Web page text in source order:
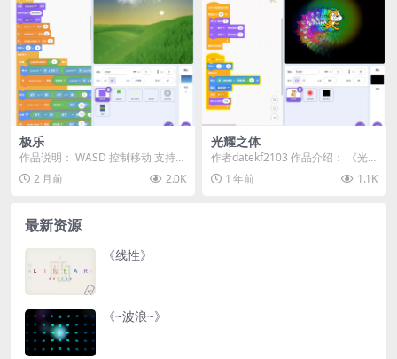
极乐
作品说明： WASD 控制移动 支持手
机操作及所有触控方式 控制方式是
从云端复制...
2 月前 2.0K
光耀之体
作者datekf2103 作品介绍： 《光
耀之体》是一款Scratch创意作
品，...1 年前 1.1K
最新资源
《线性》
《~波浪~》